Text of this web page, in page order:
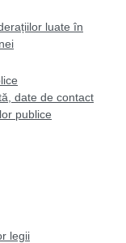
luate în
date de contact
publice
legii